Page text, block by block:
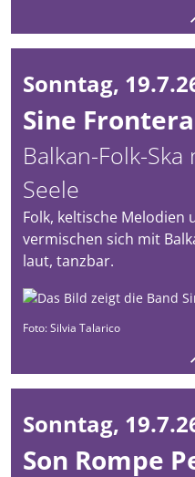
Sonntag,
Sine Frontera
Balkan-Folk-
Seele
Folk, keltische Melodien
vermischen sich mit
laut, tanzbar.
Foto: Silvia Talarico
Sonntag,
Son Rompe